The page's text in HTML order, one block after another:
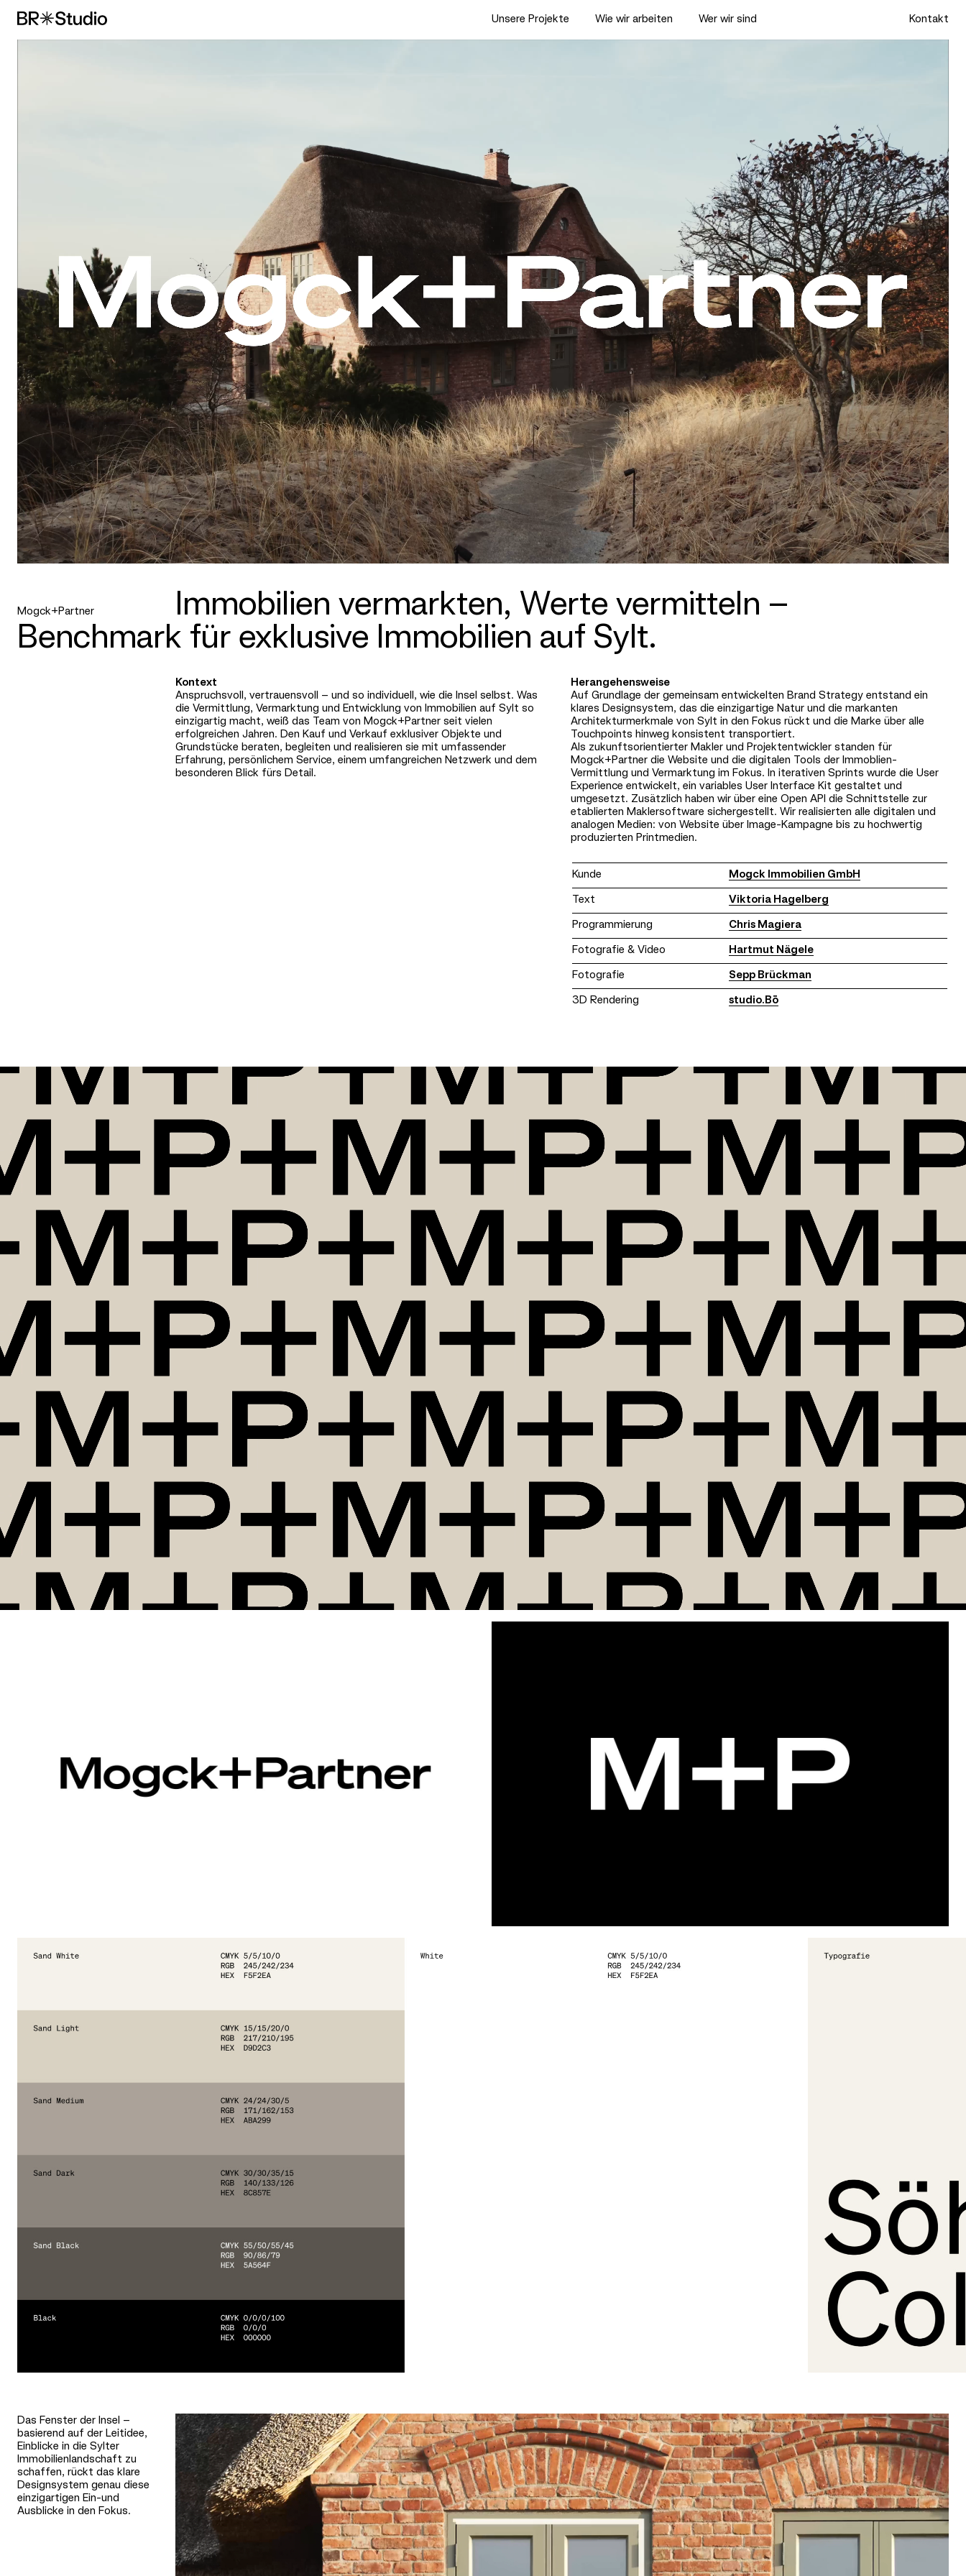
Unsere Projekte Wie wir arbeiten Wer wir sind Kontakt
Mogck+Partner
Immobilien vermarkten, Werte ver­mitteln –
Benchmark für exklusive Immobilien auf Sylt.
Kontext
Anspruchsvoll, vertrauensvoll – und so individuell, wie die Insel selbst. Was
die Vermittlung, Vermarktung und Entwicklung von Immobilien auf Sylt so
einzigartig macht, weiß das Team von Mogck+Partner seit vielen
erfolgreichen Jahren. Den Kauf und Verkauf exklusiver Objekte und
Grundstücke beraten, begleiten und realisieren sie mit umfassender
Erfahrung, persönlichem Service, einem umfangreichen Netzwerk und dem
besonderen Blick fürs Detail.
Herangehensweise
Auf Grundlage der gemeinsam entwickelten Brand Strategy entstand ein
klares Designsystem, das die einzigartige Natur und die markanten
Architekturmerkmale von Sylt in den Fokus rückt und die Marke über alle
Touchpoints hinweg konsistent transportiert.
Als zukunftsorientierter Makler und Projektentwickler standen für
Mogck+Partner die Website und die digitalen Tools der Immoblien-
Vermittlung und Vermarktung im Fokus. In iterativen Sprints wurde die User
Experience entwickelt, ein variables User Interface Kit gestaltet und
umgesetzt. Zusätzlich haben wir über eine Open API die Schnittstelle zur
etablierten Maklersoftware sichergestellt. Wir realisierten alle digitalen und
analogen Medien: von Website über Image-Kampagne bis zu hochwertig
produzierten Printmedien.
Kunde
Mogck Immobilien GmbH
Text
Viktoria Hagelberg
Programmierung
Chris Magiera
Fotografie & Video
Hartmut Nägele
Fotografie
Sepp Brückman
3D Rendering
studio.Bō
Das Fenster der Insel –
basierend auf der Leitidee,
Einblicke in die Sylter
Immobilienlandschaft zu
schaffen, rückt das klare
Designsystem genau diese
einzigartigen Ein-und
Ausblicke in den Fokus.